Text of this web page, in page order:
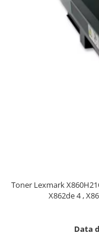
Capete imprimare
Cartuse inkjet si
Consumabile
Printare 3D
Imprimante 3D
Accesorii imprimante
Filament imprimanta
Toner Lexmark
X862de 4 ,
Data